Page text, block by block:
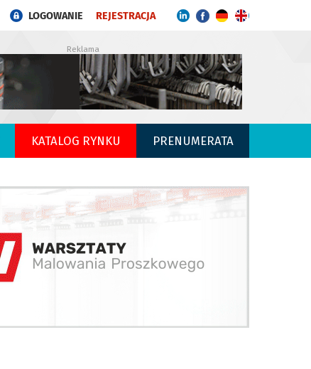
LOGOWANIE REJESTRACJA
Reklama
KATALOG RYNKU PRENUMERATA